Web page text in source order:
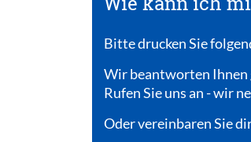
Bitte drucken Sie
Wir beantworten Ihnen
Rufen Sie uns an - wir
Oder vereinbaren Sie